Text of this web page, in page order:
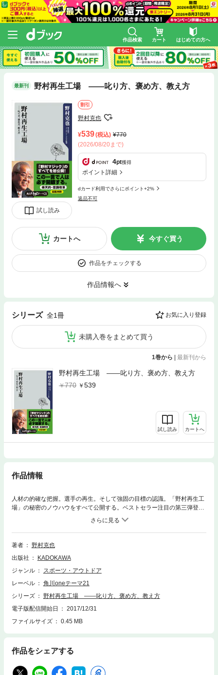
作品検索 カート はじめての方へ
最新刊 野村再生工場 ――叱り方、褒め方、教え方
試し読み
割引
野村克也
539(税込)
770
(2026/08/20まで)
4pt獲得
ポイント詳細
dカード利用でさらにポイント+2%
返品不可
カートへ 今すぐ買う
作品をチェックする
作品情報へ
シリーズ 全1冊 お気に入り登録
未購入巻をまとめて買う
1巻から 最新刊から
野村再生工場 ――叱り方、褒め方、教え方
770
539
試し読み カートへ
作品情報
人材の的確な把握。選手の再生。そして強固の目標の認識。「野村再生工
場」の秘密のノウハウをすべて公開する。ベストセラー注目の第三弾登
著者
野村克也
出版社
KADOKAWA
ジャンル
スポーツ・アウトドア
レーベル
角川oneテーマ21
シリーズ
野村再生工場 ――叱り方、褒め方、教え方
電子版配信開始日
2017/12/31
ファイルサイズ
0.45 MB
作品をシェアする